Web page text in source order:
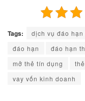
Tags: dịch vụ đáo hạn
đáo hạn
đáo hạn
mở thẻ tín dụng
vay vốn kinh doanh